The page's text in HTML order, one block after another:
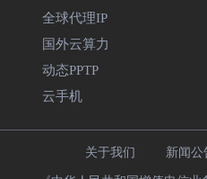
全球代理IP
国外云算力
动态PPTP
云手机
关于我们 新闻公